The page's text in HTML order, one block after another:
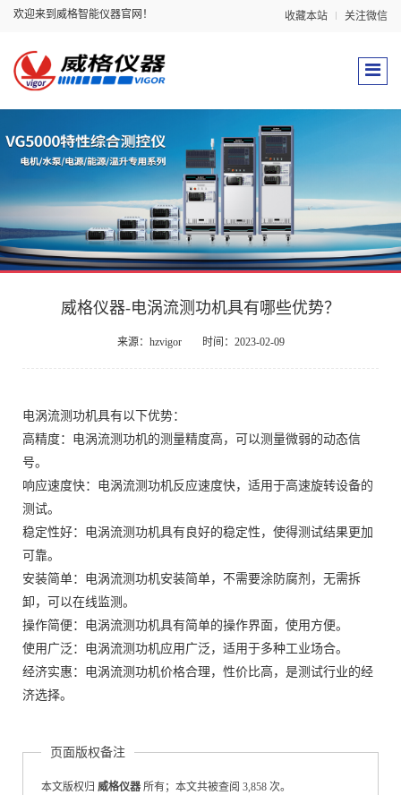
欢迎来到威格智能仪器官网！ 收藏本站 关注微信
威格仪器-电涡流测功机具有哪些优势？
来源：hzvigor 时间：2023-02-09
电涡流测功机具有以下优势：
高精度：电涡流测功机的测量精度高，可以测量微弱的动态信
号。
响应速度快：电涡流测功机反应速度快，适用于高速旋转设备的
测试。
稳定性好：电涡流测功机具有良好的稳定性，使得测试结果更加
可靠。
安装简单：电涡流测功机安装简单，不需要涂防腐剂，无需拆
卸，可以在线监测。
操作简便：电涡流测功机具有简单的操作界面，使用方便。
使用广泛：电涡流测功机应用广泛，适用于多种工业场合。
经济实惠：电涡流测功机价格合理，性价比高，是测试行业的经
济选择。
页面版权备注
本文版权归 威格仪器 所有；本文共被查阅 3,858 次。